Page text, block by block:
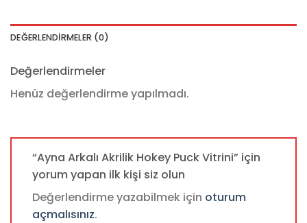
DEĞERLENDIRMELER (0)
Değerlendirmeler
Henüz değerlendirme yapılmadı.
“Ayna Arkalı Akrilik Hokey Puck Vitrini” için
yorum yapan ilk kişi siz olun
Değerlendirme yazabilmek için oturum
açmalısınız.